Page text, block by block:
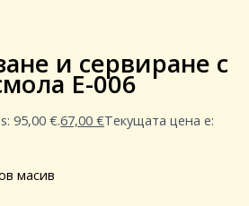
и сервиране с
E-006
95,00 €.67,00 €Текущата цена е:
масив